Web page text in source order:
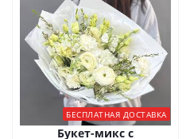
БЕСПЛАТНАЯ ДОСТАВКА
Букет-микс с